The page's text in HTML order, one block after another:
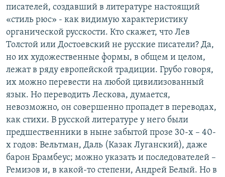
писателей, создавший в литературе настоящий
«стиль рюс» - как видимую характеристику
органической русскости. Кто скажет, что Лев
Толстой или Достоевский не русские писатели? Да,
но их художественные формы, в общем и целом,
лежат в ряду европейской традиции. Грубо говоря,
их можно перевести на любой цивилизованный
язык. Но переводить Лескова, думается,
невозможно, он совершенно пропадет в переводах,
как стихи. В русской литературе у него были
предшественники в ныне забытой прозе 30-х – 40-
х годов: Вельтман, Даль (Казак Луганский), даже
барон Брамбеус; можно указать и последователей –
Ремизов и, в какой-то степени, Андрей Белый. Но в